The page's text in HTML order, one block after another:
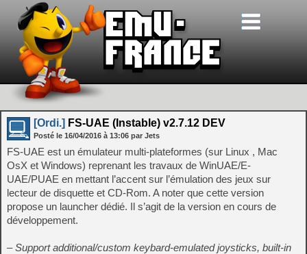
[Ordi.] FS-UAE (Instable) v2.7.12 DEV
Posté le 16/04/2016 à 13:06 par Jets
FS-UAE est un émulateur multi-plateformes (sur Linux , Mac
OsX et Windows) reprenant les travaux de WinUAE/E-
UAE/PUAE en mettant l’accent sur l’émulation des jeux sur
lecteur de disquette et CD-Rom. A noter que cette version
propose un launcher dédié. Il s’agit de la version en cours de
développement.
– Support additional/custom keybard-emulated joysticks, built-in